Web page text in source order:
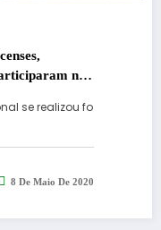
na
se realizou fo
8 De Maio De 2020